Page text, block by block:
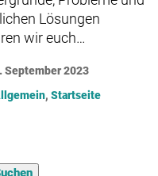
Lösungen
wir euch…
September 2023
,Startseite